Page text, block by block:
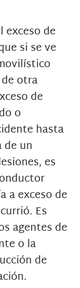
exceso de
si se ve
otra
de
o
hasta
un
es
a exceso de
Es
agentes de
o la
de